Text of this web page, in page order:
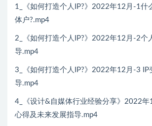
1_《如何打造个人IP?》2022年12月-1什
体户?.mp4
2_《如何打造个人IP?》2022年12月-2个
导.mp4
3_《如何打造个人IP?》2022年12月-3 IP
导.mp4
4_《设计&自媒体行业经验分享》2022
心得及未来发展指导.mp4